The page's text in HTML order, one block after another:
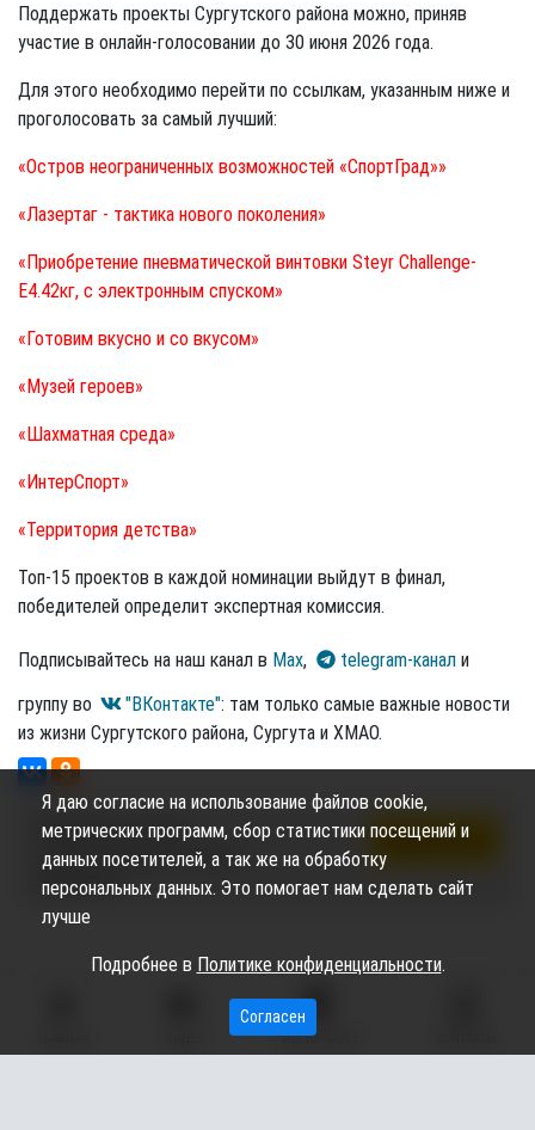
Поддержать проекты Сургутского района можно, приняв
участие в онлайн-голосовании до 30 июня 2026 года.
Для этого необходимо перейти по ссылкам, указанным ниже и
проголосовать за самый лучший:
«Остров неограниченных возможностей «СпортГрад»»
«Лазертаг - тактика нового поколения»
«Приобретение пневматической винтовки Steyr Challenge-
E4.42кг, с электронным спуском»
«Готовим вкусно и со вкусом»
«Музей героев»
«Шахматная среда»
«ИнтерСпорт»
«Территория детства»
Топ-15 проектов в каждой номинации выйдут в финал,
победителей определит экспертная комиссия.
Подписывайтесь на наш канал в Max, telegram-канал и
группу во
"ВКонтакте": там только самые важные новости
из жизни Сургутского района, Сургута и ХМАО.
Подпишись на канал,
чтобы не пропустить новые
публикации
Подписаться
МЫ НА КАРТЕ
Я даю согласие на использование файлов cookie,
метрических программ, сбор статистики посещений и
данных посетителей, а так же на обработку
персональных данных. Это помогает нам сделать сайт
лучше
Подробнее в Политике конфиденциальности.
Согласен